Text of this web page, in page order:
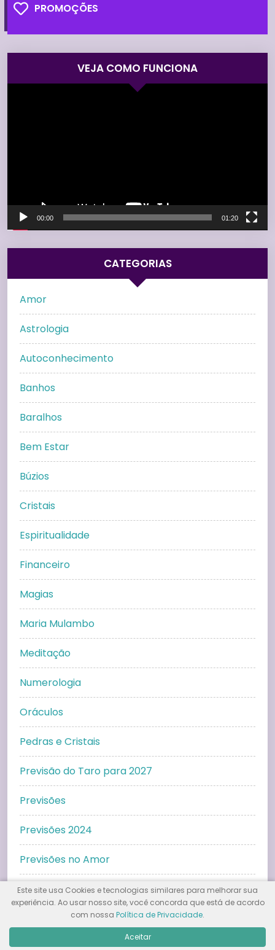
PROMOÇÕES
VEJA COMO FUNCIONA
00:00 01:20
CATEGORIAS
Amor
Astrologia
Autoconhecimento
Banhos
Baralhos
Bem Estar
Búzios
Cristais
Espiritualidade
Financeiro
Magias
Maria Mulambo
Meditação
Numerologia
Oráculos
Pedras e Cristais
Previsão do Taro para 2027
Previsões
Previsões 2024
Previsões no Amor
Prosperidade
Relacionamentos
Este site usa Cookies e tecnologias similares para melhorar sua
experiência. Ao usar nosso site, você concorda que está de acordo
com nossa Política de Privacidade.
Aceitar